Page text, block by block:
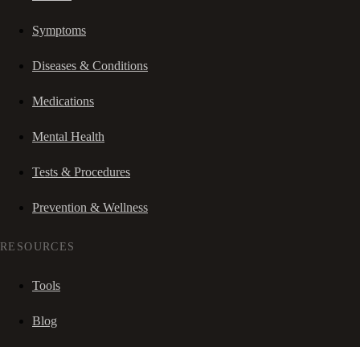
Symptoms
Diseases & Conditions
Medications
Mental Health
Tests & Procedures
Prevention & Wellness
RESOURCES
Tools
Blog